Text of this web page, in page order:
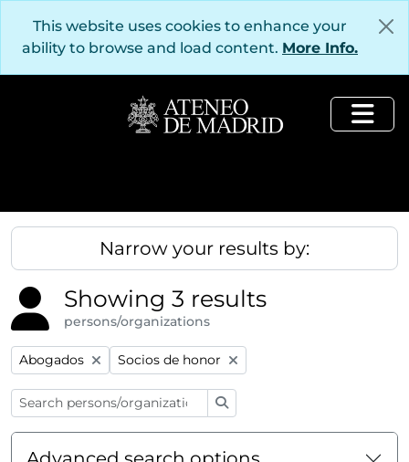
This website uses cookies to enhance your
ability to browse and load content. More Info.
Narrow your results by:
Showing 3 results
persons/organizations
Remove filter:
Abogados Remove filter:
Socios de honor